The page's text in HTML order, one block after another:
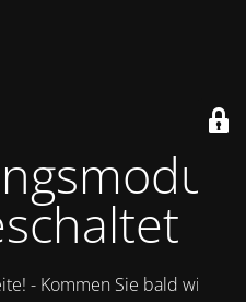
- Kommen Sie bald wieder.